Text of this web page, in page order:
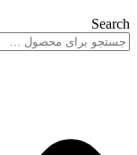
Search